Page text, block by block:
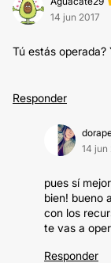
14 jun 2017
Tú estás operada?
Responder
14 jun
pues sí
bien! bueno
con los
te vas a
Responder